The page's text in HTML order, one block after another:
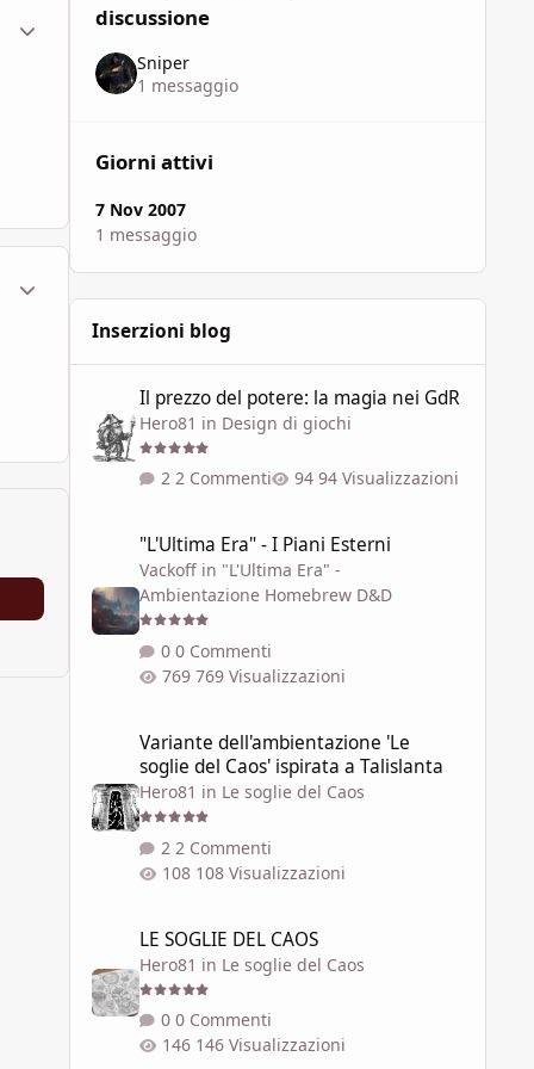
Statistiche Autore
Statistiche Autore
discussione
Sniper
1 messaggio
Giorni attivi
7 Nov 2007
1 messaggio
Inserzioni blog
Il prezzo del potere: la magia nei GdR
Hero81 in Design di giochi
2 Commenti 94 Visualizzazioni
"L'Ultima Era" - I Piani Esterni
Vackoffin "L'Ultima Era" -
Ambientazione Homebrew D&D
0 Commenti
769 Visualizzazioni
Variante dell'ambientazione 'Le
soglie del Caos' ispirata a Talislanta
Hero81 in Le soglie del Caos
2 Commenti
108 Visualizzazioni
LE SOGLIE DEL CAOS
Hero81 in Le soglie del Caos
0 Commenti
146 Visualizzazioni